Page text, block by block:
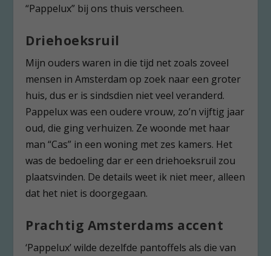
“Pappelux” bij ons thuis verscheen.
Driehoeksruil
Mijn ouders waren in die tijd net zoals zoveel
mensen in Amsterdam op zoek naar een groter
huis, dus er is sindsdien niet veel veranderd.
Pappelux was een oudere vrouw, zo’n vijftig jaar
oud, die ging verhuizen. Ze woonde met haar
man “Cas” in een woning met zes kamers. Het
was de bedoeling dar er een driehoeksruil zou
plaatsvinden. De details weet ik niet meer, alleen
dat het niet is doorgegaan.
Prachtig Amsterdams accent
‘Pappelux’ wilde dezelfde pantoffels als die van